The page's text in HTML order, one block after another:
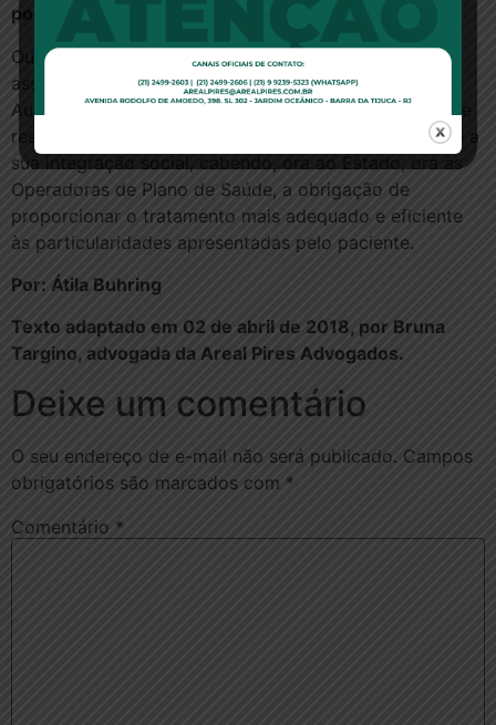
pode ser definido pelo médico especialista.
Ou seja, o entendimento é no sentido de que é
assegurado às pessoas com Transtorno do Espectro
Autista
DIVERSOS DIREITOS, sempre com a missão de
resguardar a sua dignidade, o seu desenvolvimento, e a
sua integração social, cabendo, ora ao Estado, ora às
Operadoras de Plano de Saúde, a obrigação de
proporcionar o tratamento mais adequado e eficiente
às particularidades apresentadas pelo paciente.
Por: Átila Buhring
Texto adaptado em 02 de abril de 2018, por Bruna
Targino, advogada da Areal Pires Advogados.
Deixe um comentário
O seu endereço de e-mail não será publicado. Campos
obrigatórios são marcados com *
Comentário *